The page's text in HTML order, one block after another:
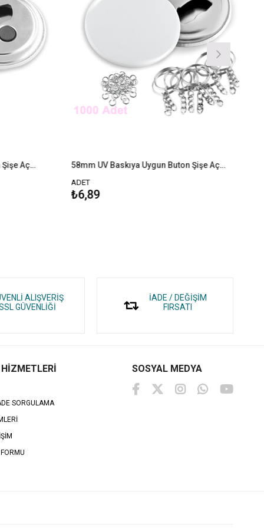
58mm UV Baskıya Uygun Buton Şişe Açacağı - 1000 Adet Montajlı 58mm UV Baskıya Uygun Buton Şişe Açacağı Anahtarlık - 1000 Adet Montajlı
ADET
₺6,89
ALIŞVERİŞ
GÜVENLİĞİ
İADE / DEĞİŞİM
FIRSATI
SORGULAMA
SOSYAL MEDYA